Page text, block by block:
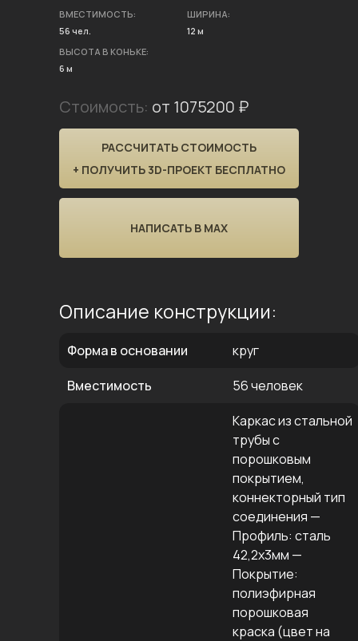
ВМЕСТИМОСТЬ:
56 чел.
ШИРИНА:
12 м
ВЫСОТА В КОНЬКЕ:
6 м
Стоимость: от 1075200 ₽
РАССЧИТАТЬ СТОИМОСТЬ
+ ПОЛУЧИТЬ 3D-ПРОЕКТ БЕСПЛАТНО
НАПИСАТЬ В MAX
Описание конструкции:
Форма в основании
круг
Вместимость
56 человек
Каркас из стальной
трубы с
порошковым
покрытием,
коннекторный тип
соединения —
Профиль: сталь
42,2х3мм —
Покрытие:
полиэфирная
порошковая
краска (цвет на